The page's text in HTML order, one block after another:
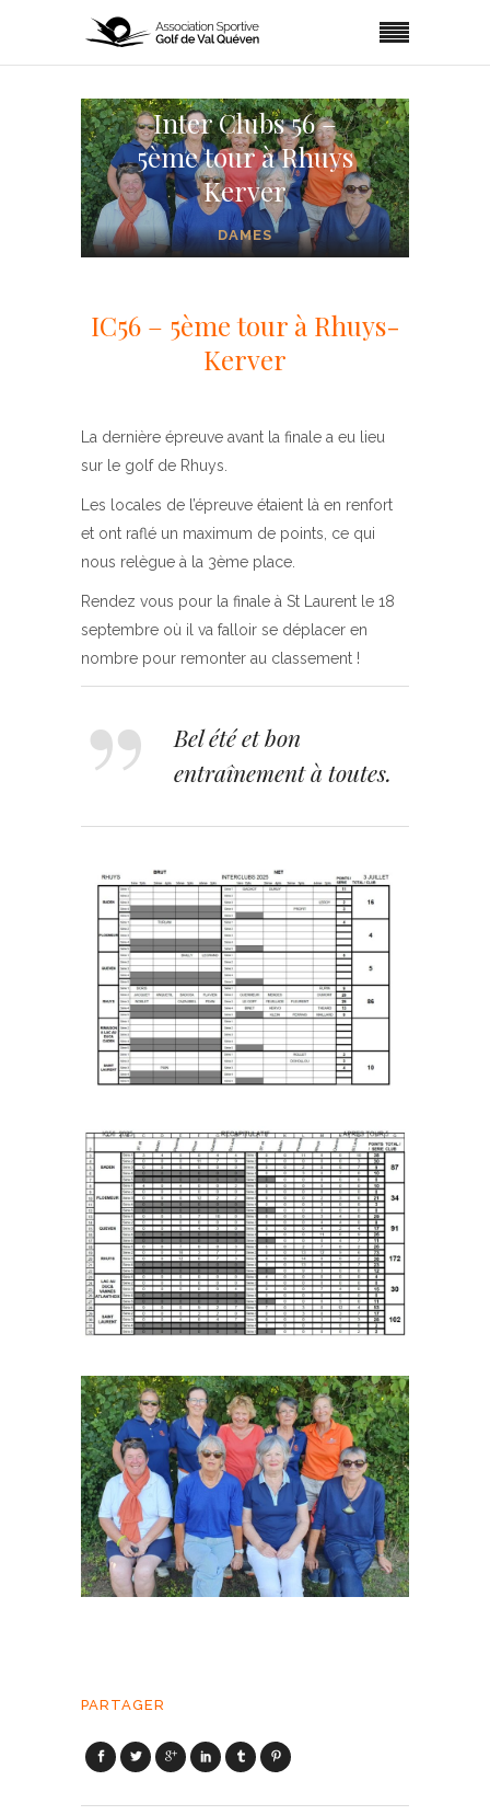
Inter Clubs 56 –
5ème tour à Rhuys
Kerver
DAMES
IC56 – 5ème tour à Rhuys-
Kerver
La dernière épreuve avant la finale a eu lieu
sur le golf de Rhuys.
Les locales de l’épreuve étaient là en renfort
et ont raflé un maximum de points, ce qui
nous relègue à la 3ème place.
Rendez vous pour la finale à St Laurent le 18
septembre où il va falloir se déplacer en
nombre pour remonter au classement !
Bel été et bon
entraînement à toutes.
PARTAGER